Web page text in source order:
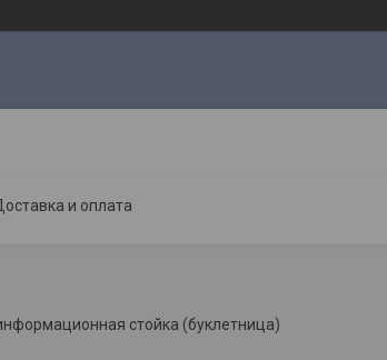
и оплата
стойка (буклетница)